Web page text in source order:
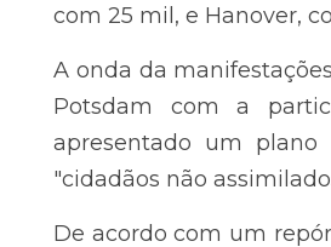
de 10 mil participantes.
A onda da manifestações
com a participação de
deportação em massa de
formar um anel